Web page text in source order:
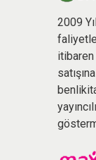
2009